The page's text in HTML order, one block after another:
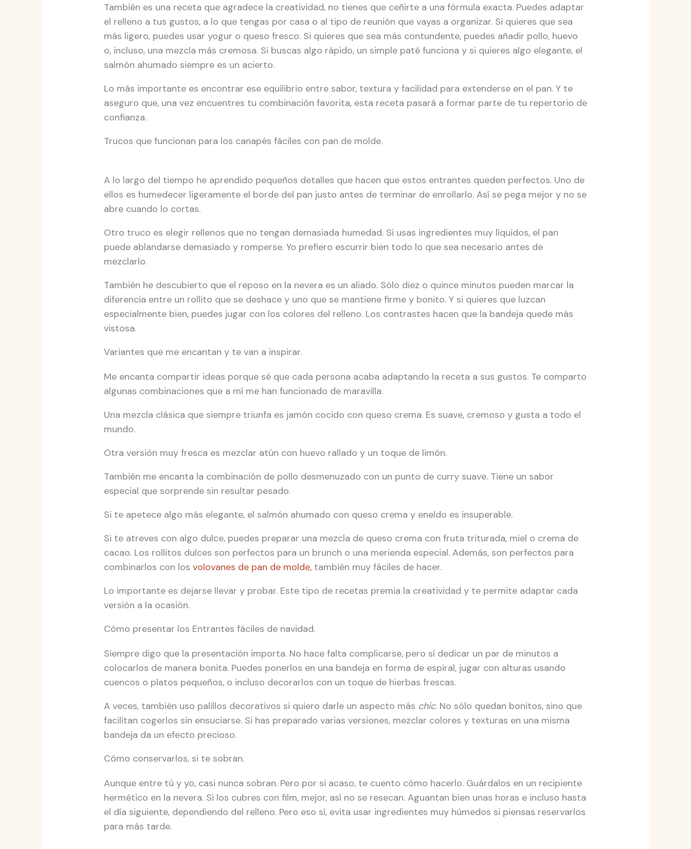
También es una receta que agradece la creatividad, no tienes que ceñirte a una fórmula exacta. Puedes adaptar
el relleno a tus gustos, a lo que tengas por casa o al tipo de reunión que vayas a organizar. Si quieres que sea
más ligero, puedes usar yogur o queso fresco. Si quieres que sea más contundente, puedes añadir pollo, huevo
o, incluso, una mezcla más cremosa. Si buscas algo rápido, un simple paté funciona y si quieres algo elegante, el
salmón ahumado siempre es un acierto.
Lo más importante es encontrar ese equilibrio entre sabor, textura y facilidad para extenderse en el pan. Y te
aseguro que, una vez encuentres tu combinación favorita, esta receta pasará a formar parte de tu repertorio de
confianza.
Trucos que funcionan para los canapés fáciles con pan de molde.
A lo largo del tiempo he aprendido pequeños detalles que hacen que estos entrantes queden perfectos. Uno de
ellos es humedecer ligeramente el borde del pan justo antes de terminar de enrollarlo. Así se pega mejor y no se
abre cuando lo cortas.
Otro truco es elegir rellenos que no tengan demasiada humedad. Si usas ingredientes muy líquidos, el pan
puede ablandarse demasiado y romperse. Yo prefiero escurrir bien todo lo que sea necesario antes de
mezclarlo.
También he descubierto que el reposo en la nevera es un aliado. Sólo diez o quince minutos pueden marcar la
diferencia entre un rollito que se deshace y uno que se mantiene firme y bonito. Y si quieres que luzcan
especialmente bien, puedes jugar con los colores del relleno. Los contrastes hacen que la bandeja quede más
vistosa.
Variantes que me encantan y te van a inspirar.
Me encanta compartir ideas porque sé que cada persona acaba adaptando la receta a sus gustos. Te comparto
algunas combinaciones que a mí me han funcionado de maravilla.
Una mezcla clásica que siempre triunfa es jamón cocido con queso crema. Es suave, cremoso y gusta a todo el
mundo.
Otra versión muy fresca es mezclar atún con huevo rallado y un toque de limón.
También me encanta la combinación de pollo desmenuzado con un punto de curry suave. Tiene un sabor
especial que sorprende sin resultar pesado.
Si te apetece algo más elegante, el salmón ahumado con queso crema y eneldo es insuperable.
Si te atreves con algo dulce, puedes preparar una mezcla de queso crema con fruta triturada, miel o crema de
cacao. Los rollitos dulces son perfectos para un brunch o una merienda especial. Además, son perfectos para
combinarlos con los volovanes de pan de molde,también muy fáciles de hacer.
Lo importante es dejarse llevar y probar. Este tipo de recetas premia la creatividad y te permite adaptar cada
versión a la ocasión.
Cómo presentar los Entrantes fáciles de navidad.
Siempre digo que la presentación importa. No hace falta complicarse, pero sí dedicar un par de minutos a
colocarlos de manera bonita. Puedes ponerlos en una bandeja en forma de espiral, jugar con alturas usando
cuencos o platos pequeños, o incluso decorarlos con un toque de hierbas frescas.
A veces, también uso palillos decorativos si quiero darle un aspecto más chic. No sólo quedan bonitos, sino que
facilitan cogerlos sin ensuciarse. Si has preparado varias versiones, mezclar colores y texturas en una misma
bandeja da un efecto precioso.
Cómo conservarlos, si te sobran.
Aunque entre tú y yo, casi nunca sobran. Pero por si acaso, te cuento cómo hacerlo. Guárdalos en un recipiente
hermético en la nevera. Si los cubres con film, mejor, así no se resecan. Aguantan bien unas horas e incluso hasta
el día siguiente, dependiendo del relleno. Pero eso sí, evita usar ingredientes muy húmedos si piensas reservarlos
para más tarde.